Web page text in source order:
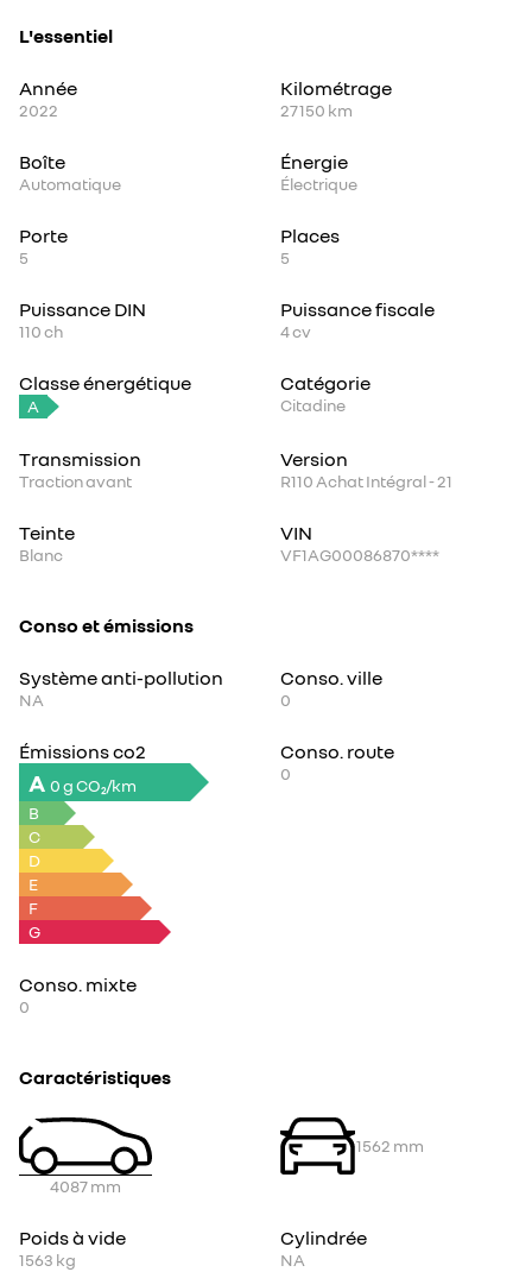
L'essentiel
Année
2022
Kilométrage
27 150 km
Boîte
Automatique
Énergie
Électrique
Porte
5
Places
5
Puissance DIN
110ch
Puissance fiscale
4cv
Classe énergétique
A
Catégorie
Citadine
Transmission
Traction avant
Version
R110 Achat Intégral - 21
Teinte
Blanc
VIN
VF1AG00086870****
Conso et émissions
Système anti-pollution
NA
Conso. ville
0
Émissions co2
A 0 g CO₂/km
B
C
D
E
F
G
Conso. route
0
Conso. mixte
0
Caractéristiques
4087mm
1562 mm
Poids à vide
1563 kg
Cylindrée
NA